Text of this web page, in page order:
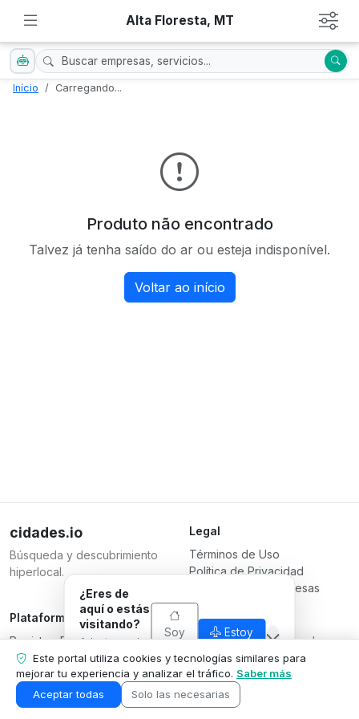
Alta Floresta, MT
Início Carregando...
Produto não encontrado
Talvez já tenha saído do ar ou esteja indisponível.
Voltar ao início
cidades.io
Búsqueda y descubrimiento
hiperlocal.
Legal
Términos de Uso
Política de Privacidad
Términos para Empresas
Plataforma
Registrar Empresa
Planes
Contáctanos
Área de la Empresa
Responsable
Serverplace Serviços de
Internet
CNPJ 04.114.466/0001-79
© 2026
Este portal utiliza cookies y tecnologías similares para
mejorar tu experiencia y analizar el tráfico. Saber más
Aceptar todas
Solo las necesarias
¿Eres de
aquí o estás
visitando?
Adaptamos lo
que
mostramos a
tu situación.
Soy
aquí
Estoy